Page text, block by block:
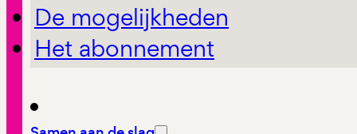
De mogelijkheden
Het abonnement